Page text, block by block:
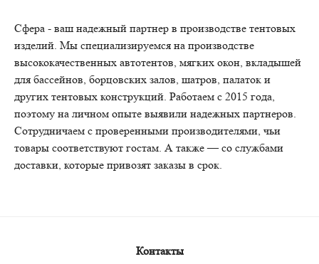
Сфера - ваш надежный партнер в производстве тентовых
изделий. Мы специализируемся на производстве
высококачественных автотентов, мягких окон, вкладышей
для бассейнов, борцовских залов, шатров, палаток и
других тентовых конструкций. Работаем с 2015 года,
поэтому на личном опыте выявили надежных партнеров.
Сотрудничаем с проверенными производителями, чьи
товары соответствуют гостам. А также — со службами
доставки, которые привозят заказы в срок.
Контакты